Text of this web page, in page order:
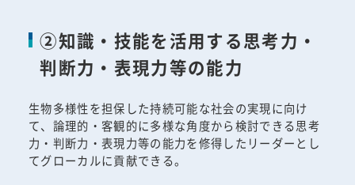
②知識・技能を活用する思考力・
判断力・表現力等の能力
生物多様性を担保した持続可能な社会の実現に向け
て、論理的・客観的に多様な角度から検討できる思考
力・判断力・表現力等の能力を修得したリーダーとし
てグローカルに貢献できる。